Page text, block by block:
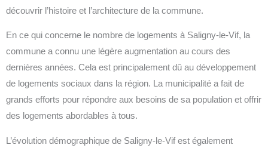
découvrir l’histoire et l’architecture de la commune.
En ce qui concerne le nombre de logements à Saligny-le-Vif, la
commune a connu une légère augmentation au cours des
dernières années. Cela est principalement dû au développement
de logements sociaux dans la région. La municipalité a fait de
grands efforts pour répondre aux besoins de sa population et offrir
des logements abordables à tous.
L’évolution démographique de Saligny-le-Vif est également